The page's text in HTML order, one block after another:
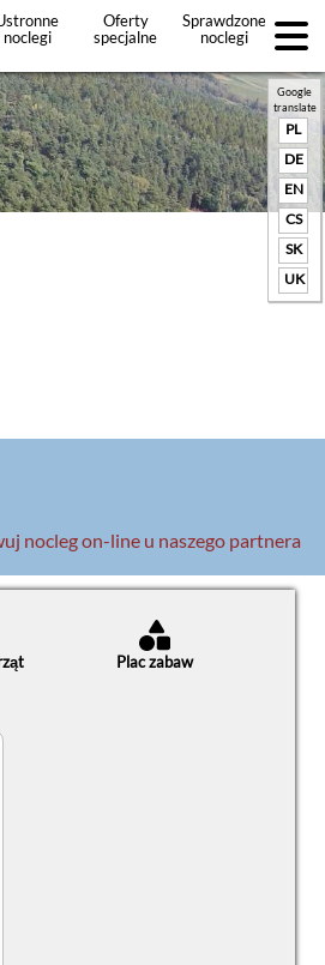
noclegi
Oferty
specjalne
Sprawdzone
noclegi
+Dodaj
ofertę
Google
translate
PL
DE
EN
CS
SK
UK
nocleg on-line u naszego partnera
Plac zabaw